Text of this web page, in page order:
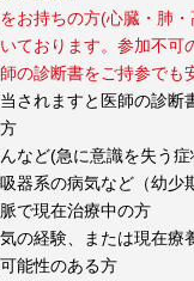
お持ちの方(心臓・肺
ております。参加不可
の診断書をご持参でも
されますと医師の診断
など(急に意識を失う症
器系の病気など（幼
で現在治療中の方
の経験、または現在療
能性のある方